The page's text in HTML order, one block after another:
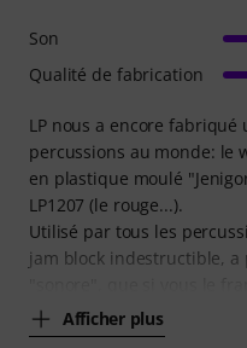
LP nous a encore fabriqué
percussions au monde: le
en plastique moulé
LP1207 (le rouge...).
Utilisé par tous les
jam block indestructible,
Afficher plus
Son
Qualité de fabrication